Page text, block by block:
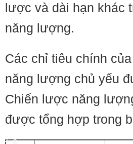
lược và dài hạn khác
năng lượng.
Các chỉ tiêu chính
năng lượng chủ yếu
Chiến lược năng
được tổng hợp trong